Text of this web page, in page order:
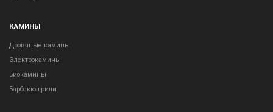
КАМИНЫ
Дровяные камины
Электрокамины
Биокамины
Барбекю-грили